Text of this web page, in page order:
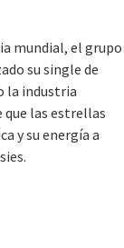
mundial, el grupo
su single de
la industria
que las estrellas
y su energía a